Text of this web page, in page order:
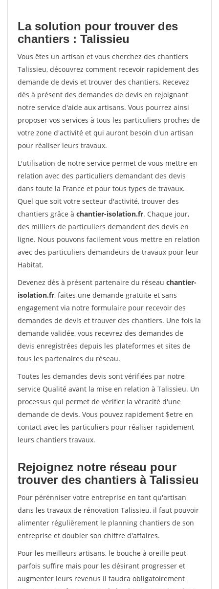
La solution pour trouver des
chantiers : Talissieu
Vous êtes un artisan et vous cherchez des chantiers
Talissieu, découvrez comment recevoir rapidement des
demande de devis et trouver des chantiers. Recevez
dès à présent des demandes de devis en rejoignant
notre service d'aide aux artisans. Vous pourrez ainsi
proposer vos services à tous les particuliers proches de
votre zone d'activité et qui auront besoin d'un artisan
pour réaliser leurs travaux.
L'utilisation de notre service permet de vous mettre en
relation avec des particuliers demandant des devis
dans toute la France et pour tous types de travaux.
Quel que soit votre secteur d'activité, trouver des
chantiers grâce à chantier-isolation.fr. Chaque jour,
des milliers de particuliers demandent des devis en
ligne. Nous pouvons facilement vous mettre en relation
avec des particuliers demandeurs de travaux pour leur
Habitat.
Devenez dès à présent partenaire du réseau chantier-
isolation.fr, faites une demande gratuite et sans
engagement via notre formulaire pour recevoir des
demandes de devis et trouver des chantiers. Une fois la
demande validée, vous recevrez des demandes de
devis enregistrées depuis les plateformes et sites de
tous les partenaires du réseau.
Toutes les demandes devis sont vérifiées par notre
service Qualité avant la mise en relation à Talissieu. Un
processus qui permet de vérifier la véracité d'une
demande de devis. Vous pouvez rapidement $etre en
contact avec les particuliers pour réaliser rapidement
leurs chantiers travaux.
Rejoignez notre réseau pour
trouver des chantiers à Talissieu
Pour pérénniser votre entreprise en tant qu'artisan
dans les travaux de rénovation Talissieu, il faut pouvoir
alimenter régulièrement le planning chantiers de son
entreprise et doubler son chiffre d'affaires.
Pour les meilleurs artisans, le bouche à oreille peut
parfois suffire mais pour les désirant progresser et
augmenter leurs revenus il faudra obligatoirement